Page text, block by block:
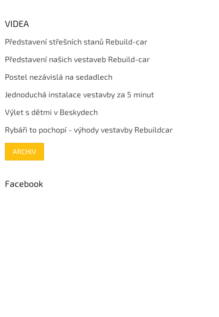
VIDEA
Představení střešních stanů Rebuild-car
Představení našich vestaveb Rebuild-car
Postel nezávislá na sedadlech
Jednoduchá instalace vestavby za 5 minut
Výlet s dětmi v Beskydech
Rybáři to pochopí - výhody vestavby Rebuildcar
ARCHIV
Facebook